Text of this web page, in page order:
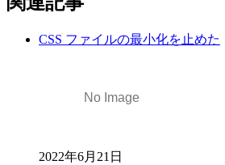
CSS ファイルの最小化を止めた
2022年6月21日